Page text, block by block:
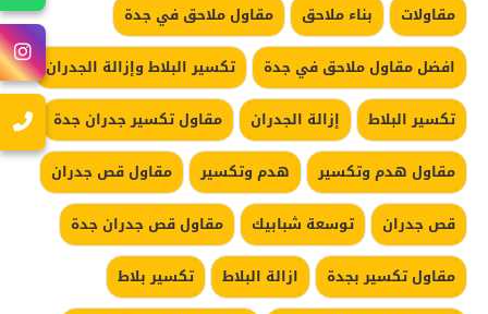
مقاولات
بناء ملاحق
مقاول ملاحق في جدة
افضل مقاول ملاحق في جدة
تكسير البلاط وإزالة الجدران
تكسير البلاط
إزالة الجدران
مقاول تكسير جدران جدة
مقاول هدم وتكسير
هدم وتكسير
مقاول قص جدران
قص جدران
توسعة شبابيك
مقاول قص جدران جدة
مقاول تكسير بجدة
ازالة البلاط
تكسير بلاط